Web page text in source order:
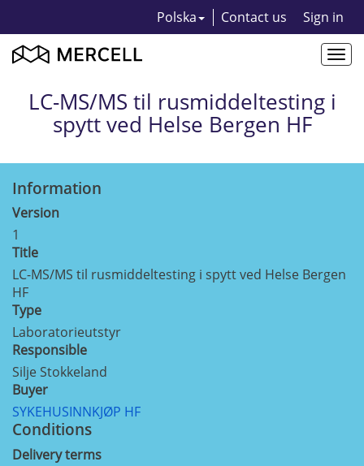
Polska Contact us Sign in
LC-MS/MS til rusmiddeltesting i
spytt ved Helse Bergen HF
Information
Version
1
Title
LC-MS/MS til rusmiddeltesting i spytt ved Helse Bergen
HF
Type
Laboratorieutstyr
Responsible
Silje Stokkeland
Buyer
SYKEHUSINNKJØP HF
Conditions
Delivery terms